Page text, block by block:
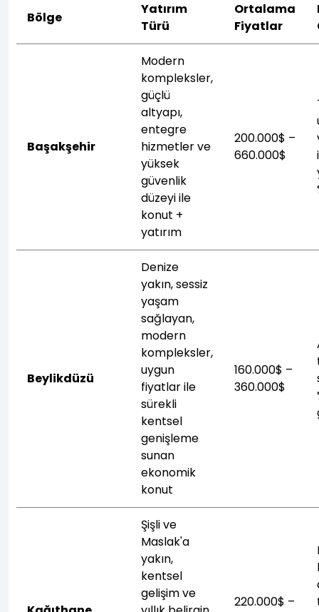
Bölge
Yatırım
Türü
Ortalama
Fiyatlar
Başakşehir
Modern
kompleksler,
güçlü
altyapı,
entegre
hizmetler ve
yüksek
güvenlik
düzeyi ile
konut +
yatırım
200.000$ –
660.000$
Beylikdüzü
Denize
yakın, sessiz
yaşam
sağlayan,
modern
kompleksler,
uygun
fiyatlar ile
sürekli
kentsel
genişleme
sunan
ekonomik
konut
160.000$ –
360.000$
Şişli ve
Maslak'a
yakın,
kentsel
gelişim ve
220.000$ –